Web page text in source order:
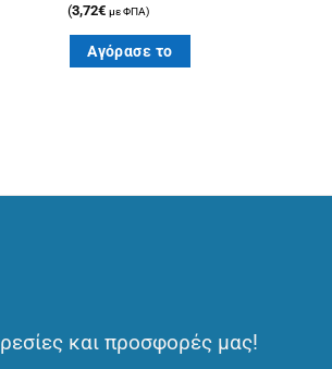
(3,72€ με ΦΠΑ)
Αγόρασε το
και προσφορές μας!